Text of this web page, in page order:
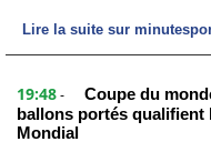
Lire la suite sur
19:48 -
Coupe du
ballons portés qualifient
Mondial